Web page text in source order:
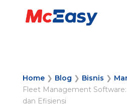
Home❯ Blog ❯ Bisnis ❯
Fleet Management
dan Efisiensi